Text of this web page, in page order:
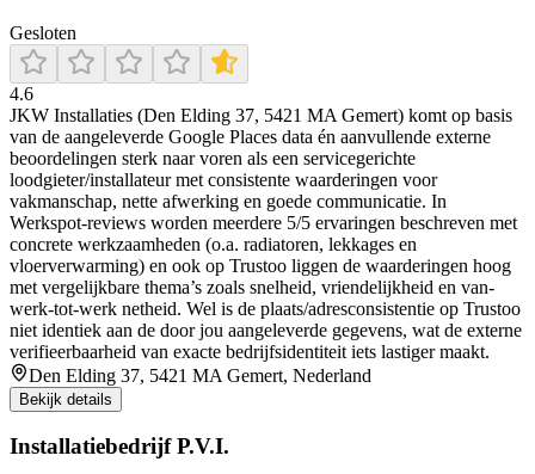
Gesloten
4.6
JKW Installaties (Den Elding 37, 5421 MA Gemert) komt op basis
van de aangeleverde Google Places data én aanvullende externe
beoordelingen sterk naar voren als een servicegerichte
loodgieter/installateur met consistente waarderingen voor
vakmanschap, nette afwerking en goede communicatie. In
Werkspot-reviews worden meerdere 5/5 ervaringen beschreven met
concrete werkzaamheden (o.a. radiatoren, lekkages en
vloerverwarming) en ook op Trustoo liggen de waarderingen hoog
met vergelijkbare thema’s zoals snelheid, vriendelijkheid en van-
werk-tot-werk netheid. Wel is de plaats/adresconsistentie op Trustoo
niet identiek aan de door jou aangeleverde gegevens, wat de externe
verifieerbaarheid van exacte bedrijfsidentiteit iets lastiger maakt.
Den Elding 37, 5421 MA Gemert, Nederland
Bekijk details
Installatiebedrijf P.V.I.